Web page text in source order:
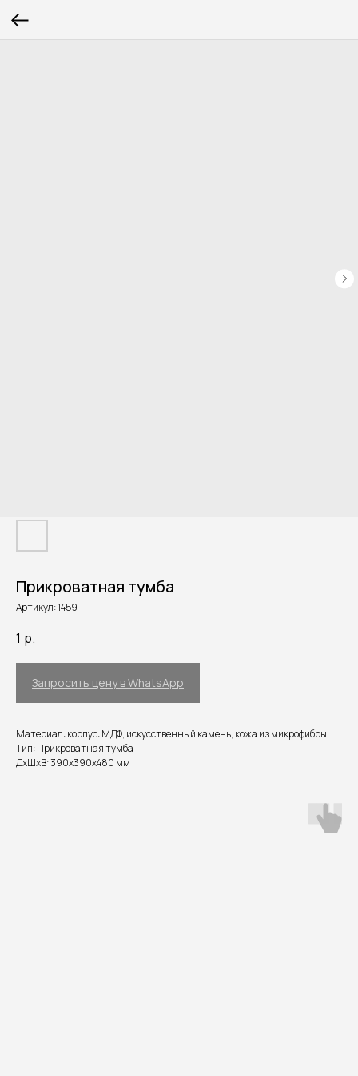
Прикроватная тумба
Артикул:1459
1 р.
Запросить цену в WhatsApp
Материал: корпус: МДФ, искусственный камень, кожа из микрофибры
Тип: Прикроватная тумба
ДxШxВ: 390x390x480 мм